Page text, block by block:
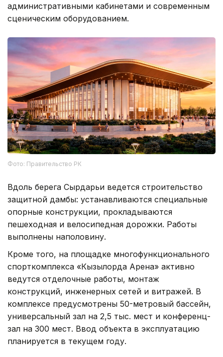
административными кабинетами и современным
сценическим оборудованием.
Фото: Правительство РК
Вдоль берега Сырдарьи ведется строительство
защитной дамбы: устанавливаются специальные
опорные конструкции, прокладываются
пешеходная и велосипедная дорожки. Работы
выполнены наполовину.
Кроме того, на площадке многофункционального
спорткомплекса «Кызылорда Арена» активно
ведутся отделочные работы, монтаж
конструкций, инженерных сетей и витражей. В
комплексе предусмотрены 50-метровый бассейн,
универсальный зал на 2,5 тыс. мест и конференц-
зал на 300 мест. Ввод объекта в эксплуатацию
планируется в текущем году.